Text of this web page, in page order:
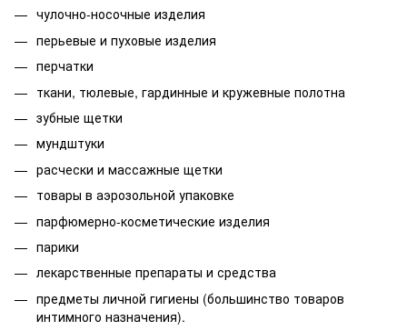
чулочно-носочные изделия
перьевые и пуховые изделия
перчатки
ткани, тюлевые, гардинные и кружевные полотна
зубные щетки
мундштуки
расчески и массажные щетки
товары в аэрозольной упаковке
парфюмерно-косметические изделия
парики
лекарственные препараты и средства
предметы личной гигиены (большинство товаров
интимного назначения).